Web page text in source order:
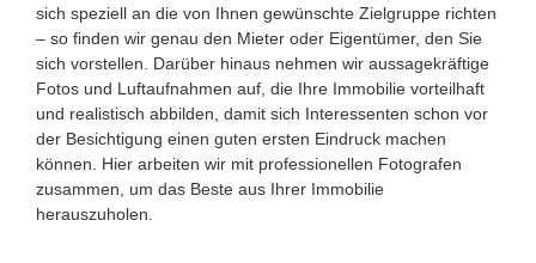
sich speziell an die von Ihnen gewünschte Zielgruppe richten
– so finden wir genau den Mieter oder Eigentümer, den Sie
sich vorstellen. Darüber hinaus nehmen wir aussagekräftige
Fotos und Luftaufnahmen auf, die Ihre Immobilie vorteilhaft
und realistisch abbilden, damit sich Interessenten schon vor
der Besichtigung einen guten ersten Eindruck machen
können. Hier arbeiten wir mit professionellen Fotografen
zusammen, um das Beste aus Ihrer Immobilie
herauszuholen.